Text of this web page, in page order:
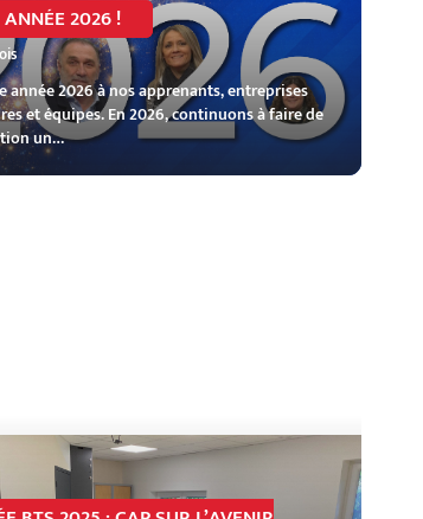
2026 !
année 2026 à nos apprenants, entreprises
et équipes. En 2026, continuons à faire de
un…